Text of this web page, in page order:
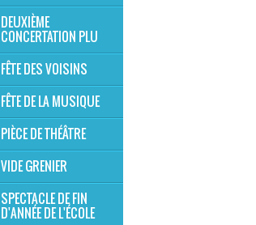
DEUXIÈME
CONCERTATION PLU
FÊTE DES VOISINS
FÊTE DE LA MUSIQUE
PIÈCE DE THÉÂTRE
VIDE GRENIER
SPECTACLE DE FIN
D'ANNÉE DE L'ÉCOLE